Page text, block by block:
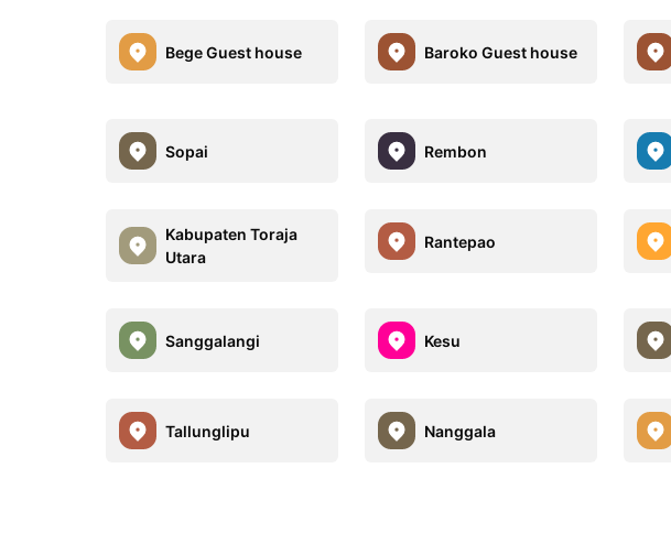
Bege Guest house Baroko Guest house
Sopai Rembon
Kabupaten Toraja
Utara
Rantepao
Sanggalangi Kesu
Tallunglipu Nanggala